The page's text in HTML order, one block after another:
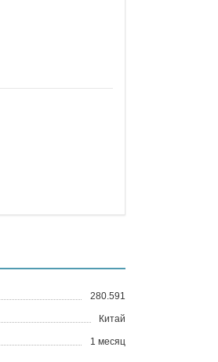
280.591
Китай
1 месяц